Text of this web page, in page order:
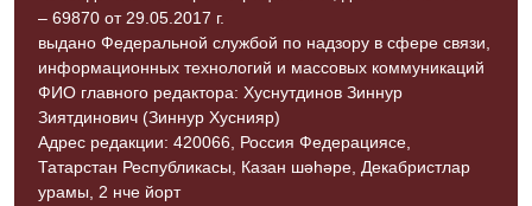
– 69870 от 29.05.2017 г.
выдано Федеральной службой по надзору в сфере связи,
информационных технологий и массовых коммуникаций
ФИО главного редактора: Хуснутдинов Зиннур
Зиятдинович (Зиннур Хуснияр)
Адрес редакции: 420066, Россия Федерациясе,
Татарстан Республикасы, Казан шәһәре, Декабристлар
урамы, 2 нче йорт